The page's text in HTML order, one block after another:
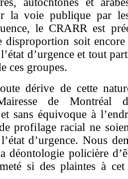
la voie publique par
le CRARR est
disproportion soit
d’urgence et tout
ces groupes.
dérive de cette
de Montréal
sans équivoque à
profilage racial ne
d’urgence. Nous
déontologie policière
si des plaintes à